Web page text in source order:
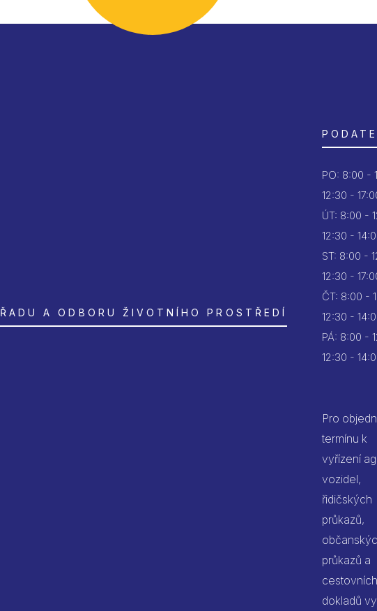
A ODBORU ŽIVOTNÍHO PROSTŘEDÍ
PO: 8:00 -
12:30 -
ÚT: 8:00 -
12:30 -
ST: 8:00 -
12:30 -
ČT: 8:00 -
12:30 -
PÁ: 8:00 -
12:30 -
Pro
termínu k
vyřízení
vozidel,
řidičských
průkazů,
průkazů a
cestovních
dokladů